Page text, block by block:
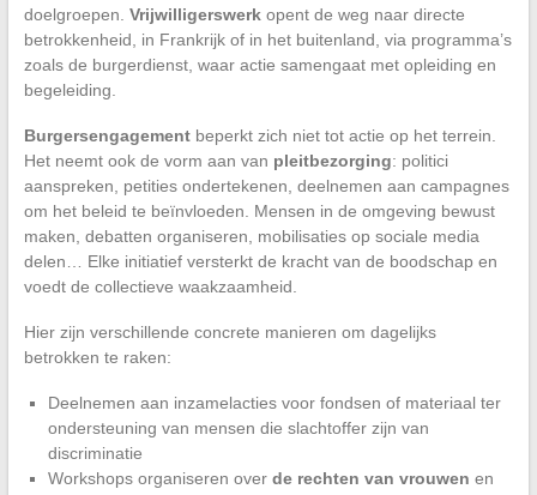
doelgroepen. Vrijwilligerswerkopent de weg naar directe
betrokkenheid, in Frankrijk of in het buitenland, via programma’s
zoals de burgerdienst, waar actie samengaat met opleiding en
begeleiding.
Burgersengagementbeperkt zich niet tot actie op het terrein.
Het neemt ook de vorm aan van pleitbezorging: politici
aanspreken, petities ondertekenen, deelnemen aan campagnes
om het beleid te beïnvloeden. Mensen in de omgeving bewust
maken, debatten organiseren, mobilisaties op sociale media
delen… Elke initiatief versterkt de kracht van de boodschap en
voedt de collectieve waakzaamheid.
Hier zijn verschillende concrete manieren om dagelijks
betrokken te raken:
Deelnemen aan inzamelacties voor fondsen of materiaal ter
ondersteuning van mensen die slachtoffer zijn van
discriminatie
Workshops organiseren over de rechten van vrouwen en